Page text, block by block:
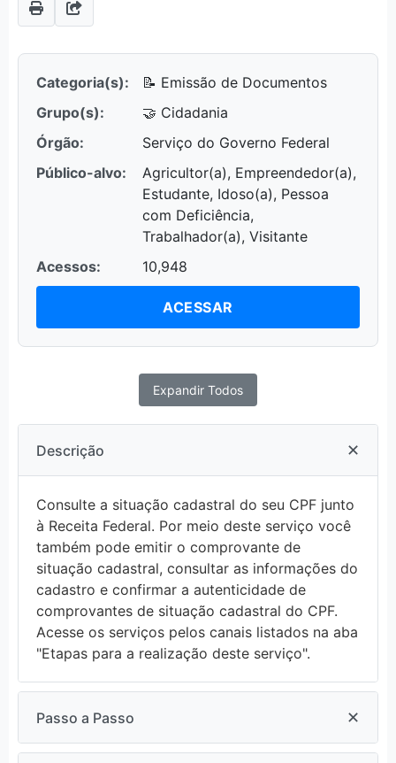
Categoria(s):
📝 Emissão de Documentos
Grupo(s):
🤝 Cidadania
Órgão:
Serviço do Governo Federal
Público-alvo:
Agricultor(a), Empreendedor(a),
Estudante, Idoso(a), Pessoa
com Deficiência,
Trabalhador(a), Visitante
Acessos:
10,948
ACESSAR
Expandir Todos
Descrição ✕
Consulte a situação cadastral do seu CPF junto
à Receita Federal. Por meio deste serviço você
também pode emitir o comprovante de
situação cadastral, consultar as informações do
cadastro e confirmar a autenticidade de
comprovantes de situação cadastral do CPF.
Acesse os serviços pelos canais listados na aba
"Etapas para a realização deste serviço".
Passo a Passo ✕